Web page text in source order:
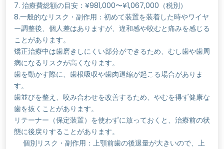
7. 治療費総額の目安：¥981,000〜¥1,067,000（税別）
8.一般的なリスク・副作用：初めて装置を装着した時やワイヤ
ー調整後、個人差はありますが、違和感や咬むと痛みを感じる
ことがあります。
矯正治療中は歯磨きしにくい部分ができるため、むし歯や歯周
病になるリスクが高くなります。
歯を動かす際に、歯根吸収や歯肉退縮が起こる場合がありま
す。
歯並びを整え、咬み合わせを改善するため、やむを得ず健康な
歯を抜くことがあります。
リテーナー（保定装置）を使わずに放っておくと、治療前の状
態に後戻りすることがあります。
個別リスク・副作用：上顎前歯の後退量が大きいので、上